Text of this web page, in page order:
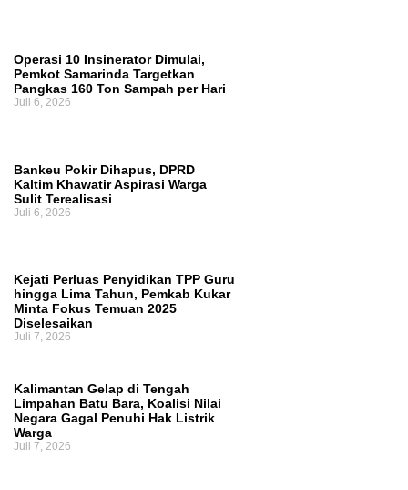
Kajian Akademik, Bukan Sekadar Kesepakatan
DPRD Masih Tunggu Proses Administrasi
Operasi 10 Insinerator Dimulai,
Pemkot Samarinda Targetkan
Pangkas 160 Ton Sampah per Hari
Juli 6, 2026
Bankeu Pokir Dihapus, DPRD
Kaltim Khawatir Aspirasi Warga
Sulit Terealisasi
Juli 6, 2026
Kejati Perluas Penyidikan TPP Guru
hingga Lima Tahun, Pemkab Kukar
Minta Fokus Temuan 2025
Diselesaikan
Juli 7, 2026
Kalimantan Gelap di Tengah
Limpahan Batu Bara, Koalisi Nilai
Negara Gagal Penuhi Hak Listrik
Warga
Juli 7, 2026